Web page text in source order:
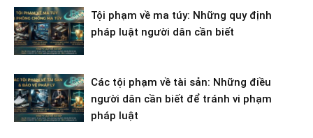
Tội phạm về ma túy: Những quy định
pháp luật người dân cần biết
Các tội phạm về tài sản: Những điều
người dân cần biết để tránh vi phạm
pháp luật